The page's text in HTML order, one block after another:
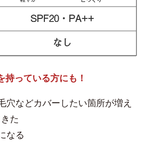
持っている方にも！
穴などカバーしたい箇所が増え
た
なる